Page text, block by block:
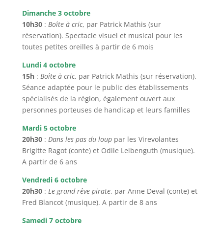
Dimanche 3 octobre
10h30: Boîte à cric, par Patrick Mathis (sur
réservation). Spectacle visuel et musical pour les
toutes petites oreilles à partir de 6 mois
Lundi 4 octobre
15h: Boîte à cric, par Patrick Mathis (sur réservation).
Séance adaptée pour le public des établissements
spécialisés de la région, également ouvert aux
personnes porteuses de handicap et leurs familles
Mardi 5 octobre
20h30: Dans les pas du louppar les Virevolantes
Brigitte Ragot (conte) et Odile Leibenguth (musique).
A partir de 6 ans
Vendredi 6 octobre
20h30: Le grand rêve pirate, par Anne Deval (conte) et
Fred Blancot (musique). A partir de 8 ans
Samedi 7 octobre